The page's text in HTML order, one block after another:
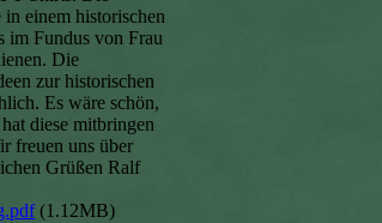
einem historischen
im Fundus von Frau
Die
zur historischen
Es wäre schön,
diese mitbringen
freuen uns über
Grüßen Ralf
(1.12MB)